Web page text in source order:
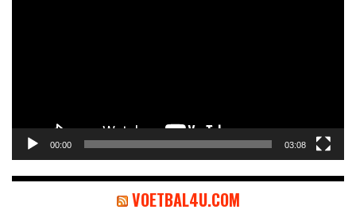
00:00 03:08
VOETBAL4U.COM